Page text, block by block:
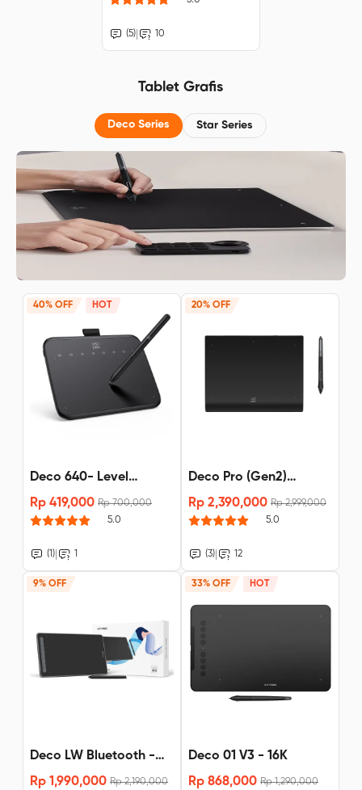
(5) 10
Tablet Grafis
Deco Series Star Series
40% OFF HOT
Deco 640- Level
Tekanan 16K
Rp 419,000 Rp 700,000
5.0
(1) 1
20% OFF
Deco Pro (Gen2)
Bluetooth -16K X3 pro
stylus
Rp 2,390,000 Rp 2,999,000
5.0
(3)| 12
9% OFF
Deco LW Bluetooth -
X3 Stylus
Rp 1,990,000 Rp 2,190,000
33% OFF HOT
Deco 01 V3 - 16K
Rp 868,000 Rp 1,290,000